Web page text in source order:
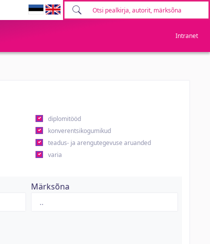
Intranet
diplomitööd
konverentsikogumikud
teadus- ja arengutegevuse aruanded
varia
Märksõna